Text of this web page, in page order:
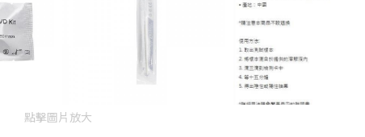
點擊圖片放大